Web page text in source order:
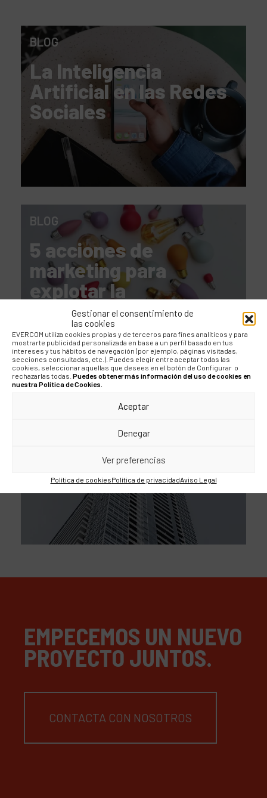
Gestionar el consentimiento de
las cookies
EVERCOM utiliza cookies propias y de terceros para fines analíticos y para
mostrarte publicidad personalizada en base a un perfil basado en tus
intereses y tus hábitos de navegación (por ejemplo, páginas visitadas,
secciones consultadas, etc.). Puedes elegir entre aceptar todas las
cookies, seleccionar aquellas que desees en el botón de Configurar o
rechazarlas todas. Puedes obtener más información del uso de cookies en
nuestra Política de Cookies.
Aceptar
Denegar
Ver preferencias
Política de cookiesPolítica de privacidadAviso Legal
BLOG
La Inteligencia
Artificial en las Redes
Sociales
BLOG
5 acciones de
marketing para
explotar la
comunicación en
primavera
Los retos de la
financiera del siglo XXI
EMPECEMOS UN NUEVO
PROYECTO JUNTOS.
CONTACTA CON NOSOTROS